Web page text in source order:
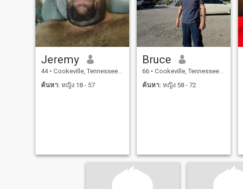
Jeremy
44 • Cookeville, Tennessee, สหรัฐอเมริกา
ค้นหา: หญิง 18 - 57
Bruce
66 • Cookeville, Tennessee, สหรัฐอเมริกา
ค้นหา: หญิง 58 - 72